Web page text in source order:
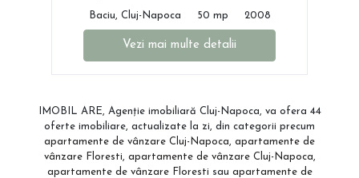
Baciu, Cluj-Napoca 50 mp 2008
Vezi mai multe detalii
IMOBIL ARE, Agenție imobiliară Cluj-Napoca, va ofera 44
oferte imobiliare, actualizate la zi, din categorii precum
apartamente de vânzare Cluj-Napoca, apartamente de
vânzare Floresti, apartamente de vânzare Cluj-Napoca,
apartamente de vânzare Floresti sau apartamente de